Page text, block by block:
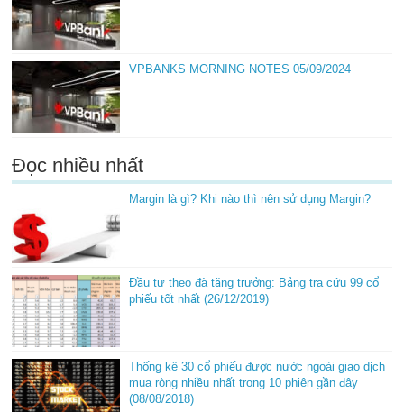
VPBANKS MORNING NOTES 05/09/2024
Đọc nhiều nhất
Margin là gì? Khi nào thì nên sử dụng Margin?
Đầu tư theo đà tăng trưởng: Bảng tra cứu 99 cổ
phiếu tốt nhất (26/12/2019)
Thống kê 30 cổ phiếu được nước ngoài giao dịch
mua ròng nhiều nhất trong 10 phiên gần đây
(08/08/2018)